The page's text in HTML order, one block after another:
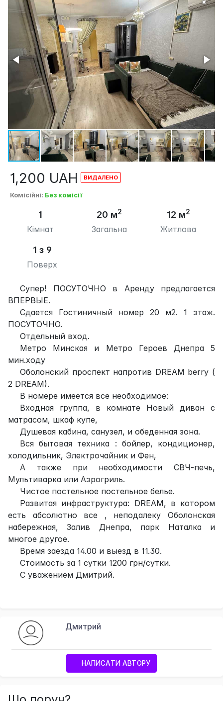
1,200 UAH
Комісійні: Без комісії
1
Кімнат
20 м2
Загальна
12 м2
Житлова
1 з 9
Поверх
Супер! ПОСУТОЧНО в Аренду предлагается
ВПЕРВЫЕ.
Сдается Гостиничный номер 20 м2. 1 этаж.
ПОСУТОЧНО.
Отдельный вход.
Метро Минская и Метро Героев Днепра 5
мин.ходу
Оболонский проспект напротив DREAM berry (
2 DREAM).
В номере имеется все необходимое:
Входная группа, в комнате Новый диван с
матрасом, шкаф купе,
Душевая кабина, санузел, и обеденная зона.
Вся бытовая техника : бойлер, кондиционер,
холодильник, Электрочайник и Фен,
А также при необходимости СВЧ-печь,
Мультиварка или Аэрогриль.
Чистое постельное постельное белье.
Развитая инфраструктура: DREAM, в котором
есть абсолютно все , неподалеку Оболонская
набережная, Залив Днепра, парк Наталка и
многое другое.
Время заезда 14.00 и выезд в 11.30.
Стоимость за 1 сутки 1200 грн/сутки.
С уважением Дмитрий.
Дмитрий
НАПИСАТИ АВТОРУ